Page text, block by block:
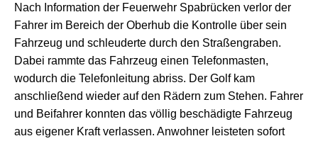
Nach Information der Feuerwehr Spabrücken verlor der
Fahrer im Bereich der Oberhub die Kontrolle über sein
Fahrzeug und schleuderte durch den Straßengraben.
Dabei rammte das Fahrzeug einen Telefonmasten,
wodurch die Telefonleitung abriss. Der Golf kam
anschließend wieder auf den Rädern zum Stehen. Fahrer
und Beifahrer konnten das völlig beschädigte Fahrzeug
aus eigener Kraft verlassen. Anwohner leisteten sofort